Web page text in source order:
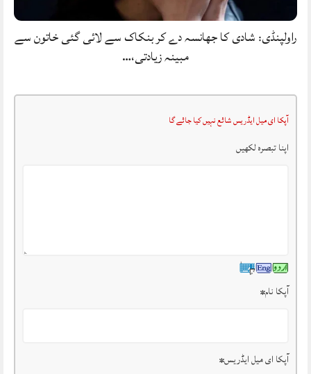
راولپنڈی: شادی کا جھانسہ دے کر بنکاک سے لائی گئی خاتون سے
مبینہ زیادتی،…
آپکا ای میل ایڈریس شائع نہیں کیا جائے گا
اپنا تبصرہ لکھیں
آپکا نام*
آپکا ای میل ایڈریس*